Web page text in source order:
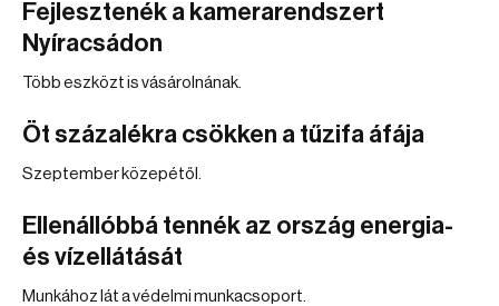
Fejlesztenék a kamerarendszert
Nyíracsádon
Több eszközt is vásárolnának.
Öt százalékra csökken a tűzifa áfája
Szeptember közepétől.
Ellenállóbbá tennék az ország energia-
és vízellátását
Munkához lát a védelmi munkacsoport.